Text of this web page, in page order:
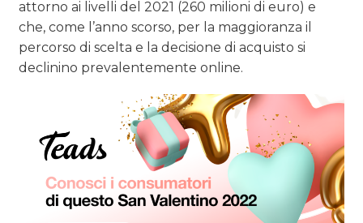
attorno ai livelli del 2021 (260 milioni di euro) e
che, come l’anno scorso, per la maggioranza il
percorso di scelta e la decisione di acquisto si
declinino prevalentemente online.